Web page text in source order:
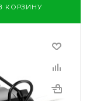
КОРЗИНУ